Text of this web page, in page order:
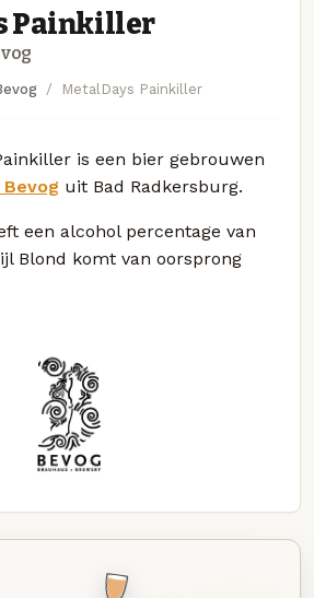
Painkiller
MetalDays Painkiller
is een bier gebrouwen
uit Bad Radkersburg.
een alcohol percentage van
Blond komt van oorsprong